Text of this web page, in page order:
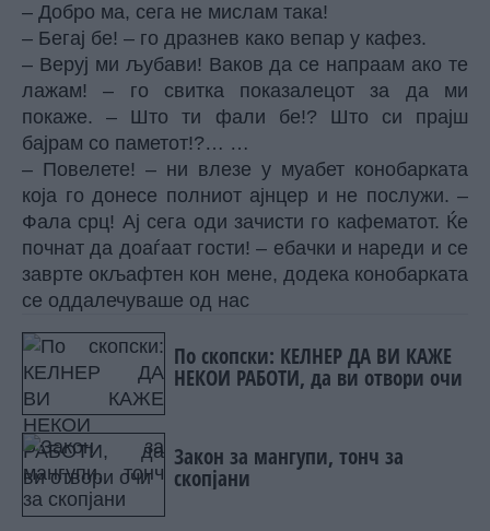
– Добро ма, сега не мислам така!
– Бегај бе! – го дразнев како вепар у кафез.
– Веруј ми љубави! Ваков да се напраам ако те
лажам! – го свитка показалецот за да ми
покаже. – Што ти фали бе!? Што си прајш
бајрам со паметот!?… …
– Повелете! – ни влезе у муабет конобарката
која го донесе полниот ајнцер и не послужи. –
Фала срц! Ај сега оди зачисти го кафематот. Ќе
почнат да доаѓаат гости! – ебачки и нареди и се
заврте окљафтен кон мене, додека конобарката
се оддалечуваше од нас
По скопски: КЕЛНЕР ДА ВИ КАЖЕ
НЕКОИ РАБОТИ, да ви отвори очи
Закон за мангупи, тонч за
скопјани